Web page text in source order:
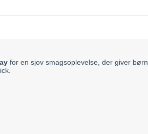
for en sjov smagsoplevelse, der giver